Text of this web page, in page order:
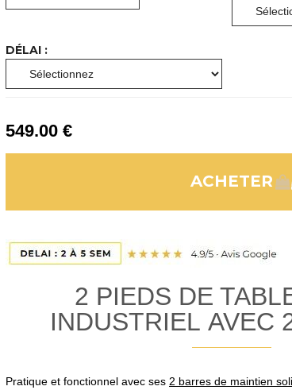
DÉLAI :
549.00€
2 PIEDS DE
INDUSTRIEL AVEC
Pratique et fonctionnel avec ses 2 barres de maintien